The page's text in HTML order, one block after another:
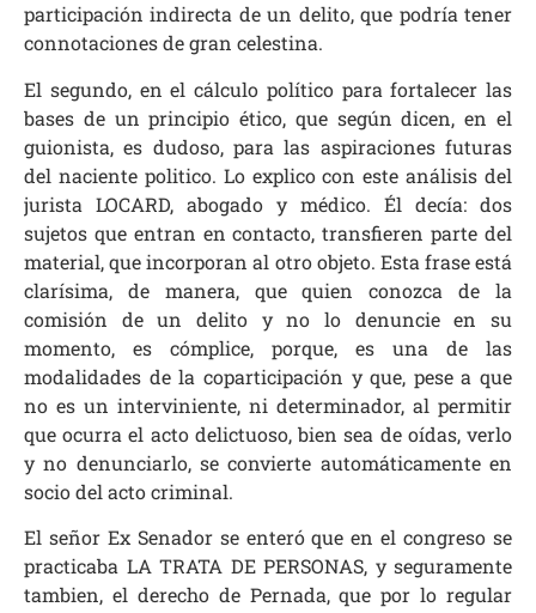
participación indirecta de un delito, que podría tener
connotaciones de gran celestina.
El segundo, en el cálculo político para fortalecer las
bases de un principio ético, que según dicen, en el
guionista, es dudoso, para las aspiraciones futuras
del naciente politico. Lo explico con este análisis del
jurista LOCARD, abogado y médico. Él decía: dos
sujetos que entran en contacto, transfieren parte del
material, que incorporan al otro objeto. Esta frase está
clarísima, de manera, que quien conozca de la
comisión de un delito y no lo denuncie en su
momento, es cómplice, porque, es una de las
modalidades de la coparticipación y que, pese a que
no es un interviniente, ni determinador, al permitir
que ocurra el acto delictuoso, bien sea de oídas, verlo
y no denunciarlo, se convierte automáticamente en
socio del acto criminal.
El señor Ex Senador se enteró que en el congreso se
practicaba LA TRATA DE PERSONAS, y seguramente
tambien, el derecho de Pernada, que por lo regular